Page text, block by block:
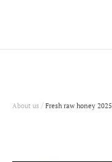
About us / Fresh raw honey 2025